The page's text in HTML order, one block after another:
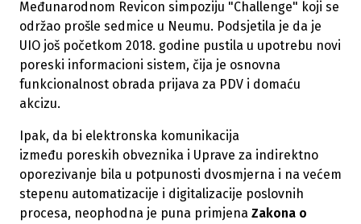
Međunarodnom Revicon simpoziju "Challenge" koji se
održao prošle sedmice u Neumu. Podsjetila je da je
UIO još početkom 2018. godine pustila u upotrebu novi
poreski informacioni sistem, čija je osnovna
funkcionalnost obrada prijava za PDV i domaću
akcizu.
Ipak, da bi elektronska komunikacija
između poreskih obveznika i Uprave za indirektno
oporezivanje bila u potpunosti dvosmjerna i na većem
stepenu automatizacije i digitalizacije poslovnih
procesa, neophodna je puna primjena Zakona o